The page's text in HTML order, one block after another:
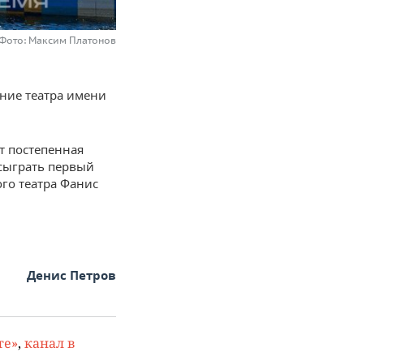
Максим Платонов
театра имени
постепенная
первый
театра Фанис
Денис Петров
, канал в